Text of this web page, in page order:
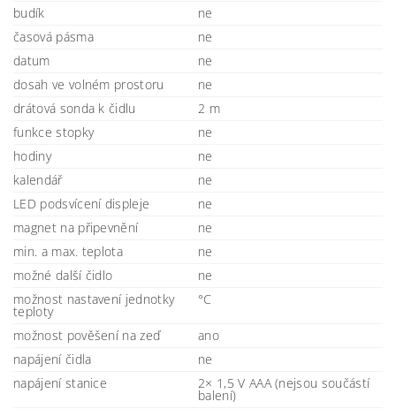
budík
ne
časová pásma
ne
datum
ne
dosah ve volném prostoru
ne
drátová sonda k čidlu
2 m
funkce stopky
ne
hodiny
ne
kalendář
ne
LED podsvícení displeje
ne
magnet na připevnění
ne
min. a max. teplota
ne
možné další čidlo
ne
možnost nastavení jednotky
teploty
°C
možnost pověšení na zeď
ano
napájení čidla
ne
napájení stanice
2× 1,5 V AAA (nejsou součástí
balení)